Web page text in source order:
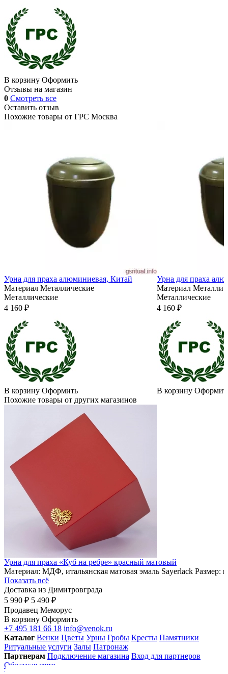
В корзину Оформить
Отзывы на магазин
0 Смотреть все
Оставить отзыв
Похожие товары от ГРС Москва
Урна для праха алюминиевая, Китай
Материал Металлические
Металлические
4 160 ₽
В корзину Оформить
Урна для праха
Материал
Металлические
4 160 ₽
В корзину
Похожие товары от других магазинов
Урна для праха «Куб на ребре» красный матовый
Материал: МДФ, итальянская матовая эмаль Sayerlack
Показать всё
Доставка из Димитровграда
5 990 ₽ 5 490 ₽
Продавец Меморус
В корзину Оформить
+7 495 181 66 18 info@venok.ru
Каталог Венки Цветы Урны Гробы Кресты Памятники
Ритуальные услуги Залы Патронаж
Партнерам Подключение магазина Вход для партнеров
Обратная связь